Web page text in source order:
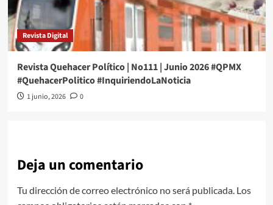
Revista Digital
Revista Quehacer Político | No111 | Junio 2026 #QPMX
#QuehacerPolitico #InquiriendoLaNoticia
1 junio, 2026 0
Deja un comentario
Tu dirección de correo electrónico no será publicada. Los